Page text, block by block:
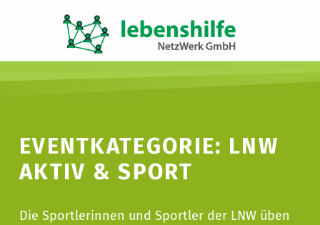
EVENTKATEGORIE: LNW
AKTIV & SPORT
Die Sportlerinnen und Sportler der LNW üben